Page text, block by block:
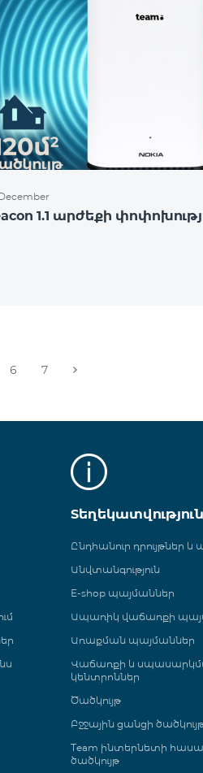
1.1 արժեքի
6 7
Տեղեկատվություն
Ընդհանուր դրույթներ
Անվտանգություն
E-shop պայմաններ
Ապառիկ վաճառքի
Առաքման պայմաններ
Վաճառքի և
կենտրոններ
Ծածկույթ
Բջջային ցանցի
Team ինտերնետի
ծածկույթ